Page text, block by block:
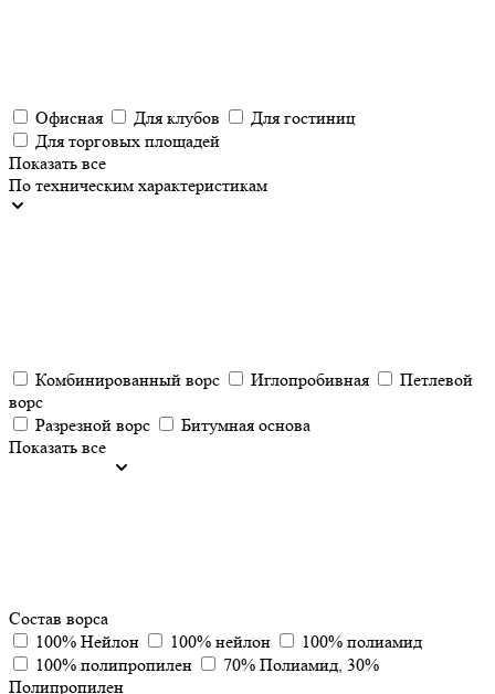
Офисная Для клубов
Для гостиниц
Для торговых площадей
Показать все
По техническим характеристикам
Комбинированный ворс Иглопробивная
Петлевой
ворс
Разрезной ворс
Битумная основа
Показать все
Состав ворса
100% Нейлон
100% нейлон
100% полиамид
100% полипропилен
70% Полиамид, 30%
Полипропилен